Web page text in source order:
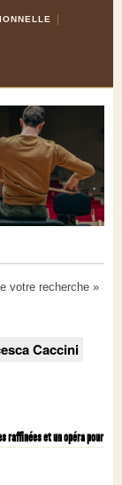
votre recherche »
Caccini
raffinées et un opéra pour